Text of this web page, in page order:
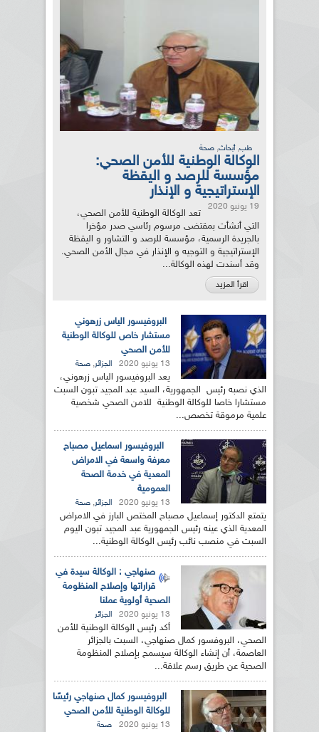
طب,أبحاث, صحة
الوكالة الوطنية للأمن الصحي:
مؤسسة للرصد و اليقظة
الإستراتيجية و الإنذار
19 يونيو 2020
تعد الوكالة الوطنية للأمن الصحي،
التي أنشأت بمقتضى مرسوم رئاسي صدر مؤخرا
بالجريدة الرسمية، مؤسسة للرصد و التشاور و اليقظة
الإستراتيجية و التوجيه و الإنذار في مجال الأمن الصحي.
وقد أسندت لهذه الوكالة...
اقرأ المزيد
البروفيسور الياس زرهوني
مستشار خاص للوكالة الوطنية
للأمن الصحي
13 يونيو 2020 الجزائر, صحة
يعد البروفيسور الياس زرهوني،
الذي نصبه رئيس الجمهورية، السيد عبد المجيد تبون السبت
مستشارا خاصا للوكالة الوطنية للامن الصحي شخصية
علمية مرموقة تخصص...
البروفيسور اسماعيل مصباح
معرفة واسعة في الامراض
المعدية في خدمة الصحة
العمومية
13 يونيو 2020 الجزائر, صحة
يتمتع الدكتور إسماعيل مصباح المختص البارز في الامراض
المعدية الذي عينه رئيس الجمهورية عبد المجيد تبون اليوم
السبت في منصب نائب رئيس الوكالة الوطنية...
صنهاجي : الوكالة سيدة في
قراراتها وإصلاح المنظومة
الصحية أولوية عملنا
13 يونيو 2020 الجزائر
أكد رئيس الوكالة الوطنية للأمن
الصحي، البروفسور كمال صنهاجي، السبت بالجزائر
العاصمة، أن إنشاء الوكالة سيسمح بإصلاح المنظومة
الصحية عن طريق رسم علاقة...
البروفيسور كمال صنهاجي رئيسًا
للوكالة الوطنية للأمن الصحي
13 يونيو 2020 صحة